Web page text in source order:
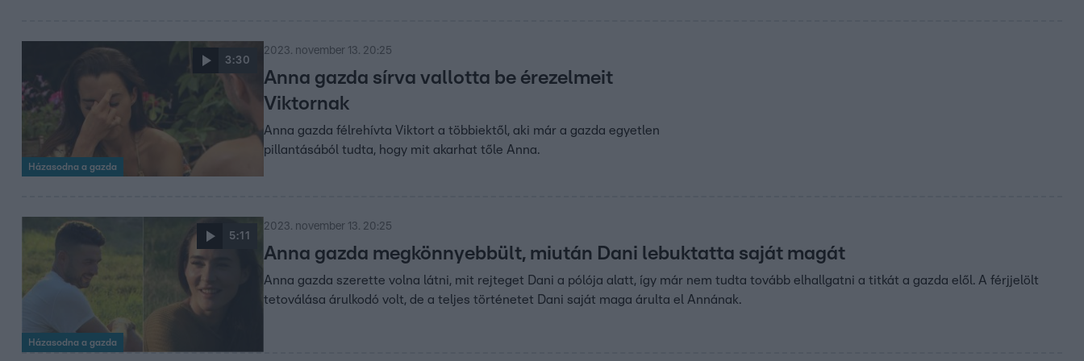
3:30
Házasodna a gazda
2023. november 13. 20:25
Anna gazda sírva vallotta be érezelmeit
Viktornak
Anna gazda félrehívta Viktort a többiektől, aki már a gazda egyetlen
pillantásából tudta, hogy mit akarhat tőle Anna.
5:11
Házasodna a gazda
2023. november 13. 20:25
Anna gazda megkönnyebbült, miután Dani lebuktatta saját magát
Anna gazda szerette volna látni, mit rejteget Dani a pólója alatt, így már nem tudta tovább elhallgatni a titkát a gazda elől. A férjjelölt
tetoválása árulkodó volt, de a teljes történetet Dani saját maga árulta el Annának.